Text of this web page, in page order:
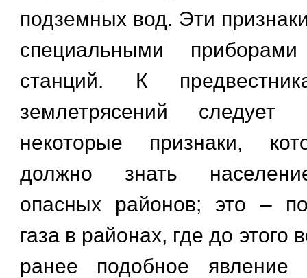
подземных вод. Эти
специальными приборами
станций. К
землетрясений следует
некоторые признаки,
должно знать
опасных районов; это –
газа в районах, где до этого
ранее подобное явление